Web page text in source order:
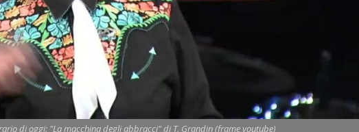
di oggi: "La macchina degli abbracci" di T. Grandin (frame youtube)